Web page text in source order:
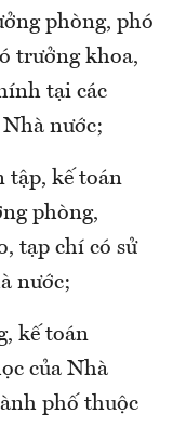
phòng, phó
trưởng khoa,
tại các
nước;
tập, kế toán
phòng,
tạp chí có sử
nước;
kế toán
của Nhà
phố thuộc